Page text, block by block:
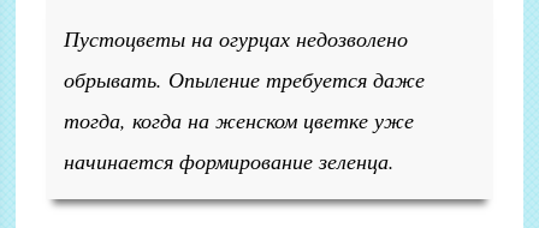
Пустоцветы на огурцах недозволено
обрывать. Опыление требуется даже
тогда, когда на женском цветке уже
начинается формирование зеленца.